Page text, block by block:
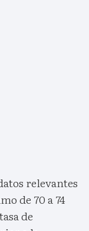
relevantes
de 70 a 74
de